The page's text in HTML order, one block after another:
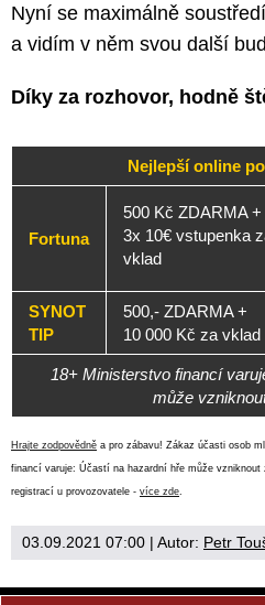
Nyní se maximálně
a vidím v něm svou další
Díky za rozhovor, hodně
Nejlepší online
Fortuna
500 Kč ZDARMA +
3x 10€ vstupenka
vklad
SYNOT
TIP
500,- ZDARMA +
10 000 Kč za vklad
18+ Ministerstvo financí
může
Hrajte zodpovědně a pro zábavu! Zákaz účasti osob
financí varuje: Účastí na hazardní hře může
registrací u provozovatele - více zde
03.09.2021 07:00 | Autor: Petr